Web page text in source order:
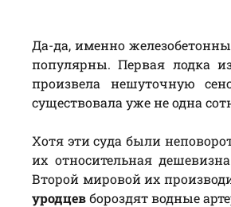
Да-да, именно
популярны. Первая лодка
произвела нешуточную
существовала уже не одна
Хотя эти суда были
их относительная
Второй мировой их
уродцевбороздят водные